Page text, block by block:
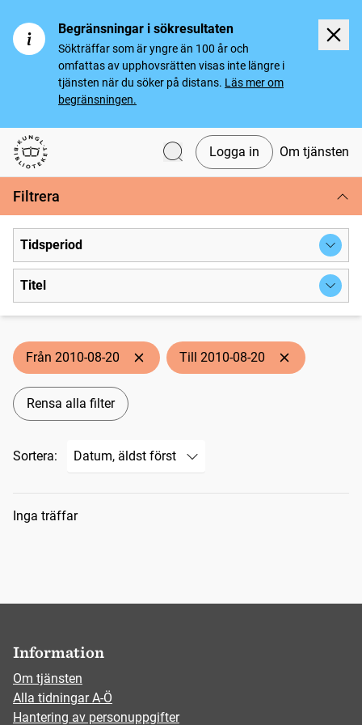
Begränsningar i sökresultaten
Sökträffar som är yngre än 100 år och
omfattas av upphovsrätten visas inte längre i
tjänsten när du söker på distans. Läs mer om
begränsningen.
Svenska tidningar
Logga in Om tjänsten
Filtrera
Tidsperiod
Titel
Från 2010-08-20 Till 2010-08-20
Rensa alla filter
Sortera:
Sökresultat
Inga träffar
Information
Om tjänsten
Alla tidningar A-Ö
Hantering av personuppgifter